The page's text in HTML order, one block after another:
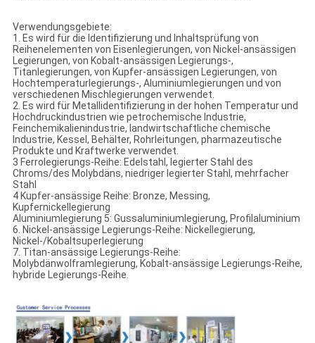
Verwendungsgebiete:
1. Es wird für die Identifizierung und Inhaltsprüfung von
Reihenelementen von Eisenlegierungen, von Nickel-ansässigen
Legierungen, von Kobalt-ansässigen Legierungs-,
Titanlegierungen, von Kupfer-ansässigen Legierungen, von
Hochtemperaturlegierungs-, Aluminiumlegierungen und von
verschiedenen Mischlegierungen verwendet.
2. Es wird für Metallidentifizierung in der hohen Temperatur und
Hochdruckindustrien wie petrochemische Industrie,
Feinchemikalienindustrie, landwirtschaftliche chemische
Industrie, Kessel, Behälter, Rohrleitungen, pharmazeutische
Produkte und Kraftwerke verwendet.
3 Ferrolegierungs-Reihe: Edelstahl, legierter Stahl des
Chroms/des Molybdäns, niedriger legierter Stahl, mehrfacher
Stahl
4 Kupfer-ansässige Reihe: Bronze, Messing,
Kupfernickellegierung
Aluminiumlegierung 5: Gussaluminiumlegierung, Profilaluminium
6. Nickel-ansässige Legierungs-Reihe: Nickellegierung,
Nickel-/Kobaltsuperlegierung
7. Titan-ansässige Legierungs-Reihe:
Molybdänwolframlegierung, Kobalt-ansässige Legierungs-Reihe,
hybride Legierungs-Reihe.